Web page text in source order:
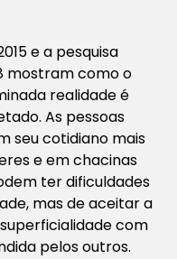
e a pesquisa
mostram como o
realidade é
As pessoas
seu cotidiano mais
e em chacinas
ter dificuldades
mas de aceitar a
com
pelos outros.